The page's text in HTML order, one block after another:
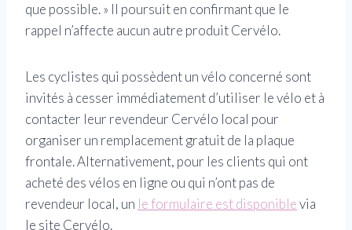
que possible. » Il poursuit en confirmant que le
rappel n’affecte aucun autre produit Cervélo.
Les cyclistes qui possèdent un vélo concerné sont
invités à cesser immédiatement d’utiliser le vélo et à
contacter leur revendeur Cervélo local pour
organiser un remplacement gratuit de la plaque
frontale. Alternativement, pour les clients qui ont
acheté des vélos en ligne ou qui n’ont pas de
revendeur local, un le formulaire est disponiblevia
le site Cervélo.